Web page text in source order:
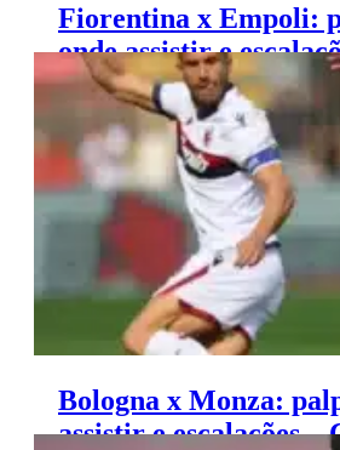
Fiorentina x Empoli:
onde assistir e
Italia (04/12)
Bologna x Monza:
assistir e escalações